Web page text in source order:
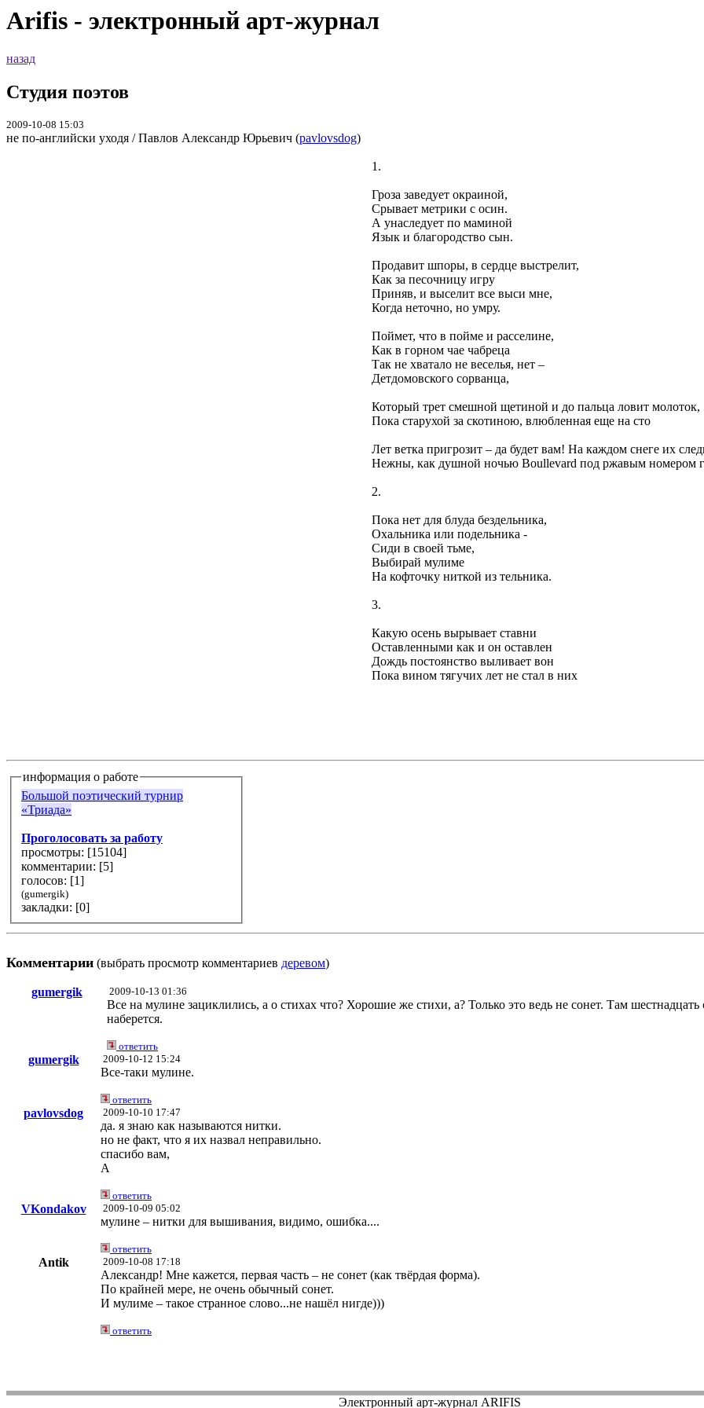
Arifis - электронный арт-журнал
назад
Студия поэтов
2009-10-08 15:03
не по-английски уходя / Павлов Александр Юрьевич (pavlovsdog)
1.
Гроза заведует окраиной,
Срывает метрики с осин.
А унаследует по маминой
Язык и благородство сын.
Продавит шпоры, в сердце выстрелит,
Как за песочницу игру
Приняв, и выселит все выси мне,
Когда неточно, но умру.
Поймет, что в пойме и расселине,
Как в горном чае чабреца
Так не хватало не веселья, нет –
Детдомовского сорванца,
Который трет смешной щетиной и до пальца ловит молоток,
Пока старухой за скотиною, влюбленная еще на сто
Лет ветка пригрозит – да будет вам! На каждом снеге их
Нежны, как душной ночью Boullevard под ржавым номером
2.
Пока нет для блуда бездельника,
Охальника или подельника -
Сиди в своей тьме,
Выбирай мулиме
На кофточку ниткой из тельника.
3.
Какую осень вырывает ставни
Оставленными как и он оставлен
Дождь постоянство выливает вон
Пока вином тягучих лет не стал в них
информация о работе
Большой поэтический турнир
«Триада»
Проголосовать за работу
просмотры: [15104]
комментарии: [5]
голосов: [1]
(gumergik)
закладки: [0]
Комментарии (выбрать просмотр комментариев деревом)
gumergik 2009-10-13 01:36
Все на мулине зациклились, а о стихах что? Хорошие же стихи, а? Только это ведь не сонет. Там
наберется.
ответить
gumergik 2009-10-12 15:24
Все-таки мулине.
ответить
pavlovsdog 2009-10-10 17:47
да. я знаю как называются нитки.
но не факт, что я их назвал неправильно.
спасибо вам,
А
ответить
VKondakov 2009-10-09 05:02
мулине – нитки для вышивания, видимо, ошибка....
ответить
Antik 2009-10-08 17:18
Александр! Мне кажется, первая часть – не сонет (как твёрдая форма).
По крайней мере, не очень обычный сонет.
И мулиме – такое странное слово...не нашёл нигде)))
ответить
Электронный арт-журнал ARIFIS